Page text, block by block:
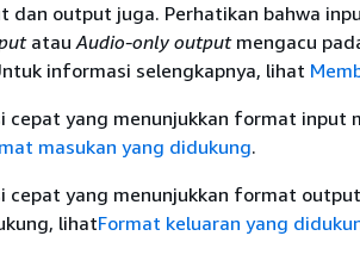
dan output juga. Perhatikan bahwa
atauAudio-only outputmengacu
informasi selengkapnya, lihat
yang menunjukkan format input
masukan yang didukung.
cepat yang menunjukkan format
lihatFormat keluaran yang